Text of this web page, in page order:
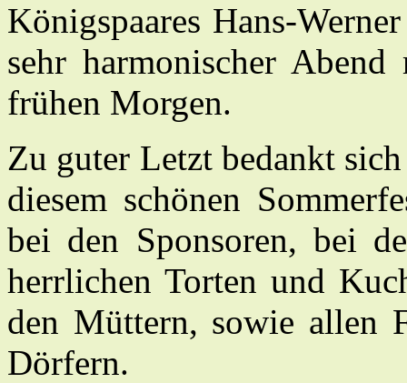
Königspaares Hans-
sehr harmonischer
frühen Morgen.
Zu guter Letzt bedankt
diesem schönen
bei den Sponsoren, bei
herrlichen Torten und
den Müttern, sowie allen
Dörfern.